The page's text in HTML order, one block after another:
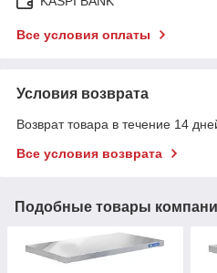
Все условия оплаты
Условия возврата
Возврат товара в течение 14
Все условия возврата
Подобные товары